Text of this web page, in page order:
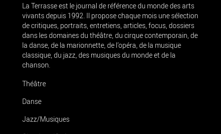
La Terrasse est le journal de référence du monde des arts
vivants depuis 1992. Il propose chaque mois une sélection
de critiques, portraits, entretiens, articles, focus, dossiers
dans les domaines du théâtre, du cirque contemporain, de
la danse, de la marionnette, de l’opéra, de la musique
classique, du jazz, des musiques du monde et de la
chanson.
Théâtre
Danse
Jazz/Musiques